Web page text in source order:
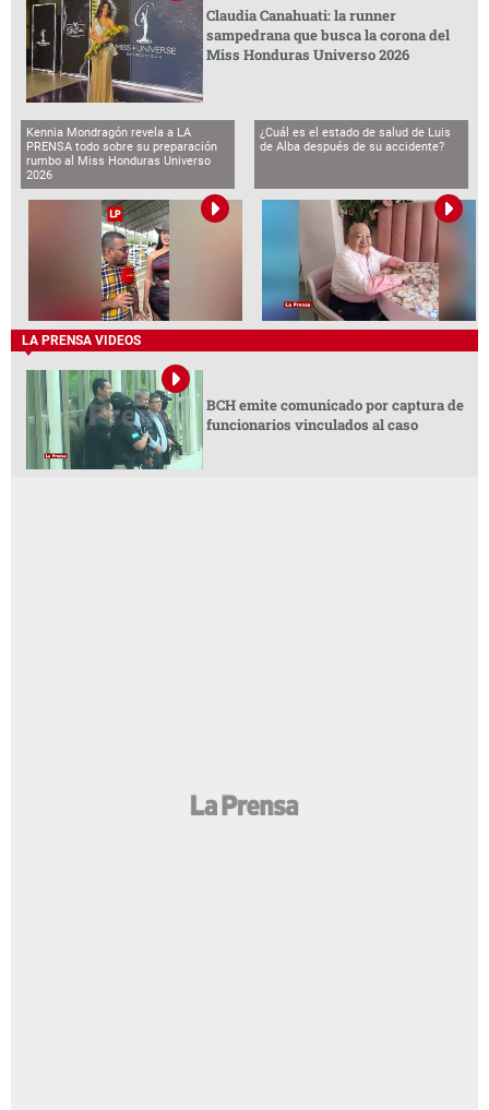
Claudia Canahuati: la runner
sampedrana que busca la corona del
Miss Honduras Universo 2026
Kennia Mondragón revela a LA
PRENSA todo sobre su preparación
rumbo al Miss Honduras Universo
2026
¿Cuál es el estado de salud de Luis
de Alba después de su accidente?
LA PRENSA VIDEOS
BCH emite comunicado por captura de
funcionarios vinculados al caso